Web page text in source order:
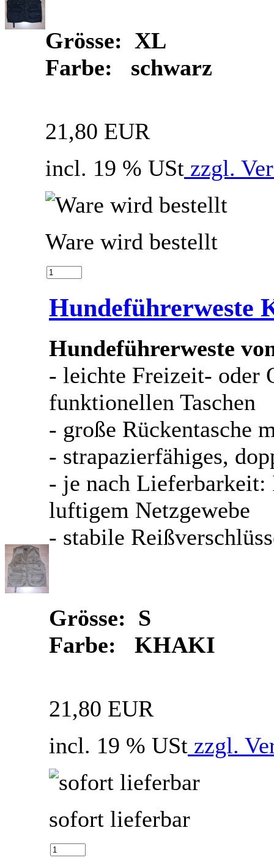
Grösse: XL
Farbe: schwarz
21,80 EUR
incl. 19 % USt zzgl.
Ware wird bestellt
Hundeführerweste
Hundeführerweste
- leichte Freizeit- oder
funktionellen Taschen
- große Rückentasche
- strapazierfähiges,
- je nach
luftigem Netzgewebe
- stabile
Grösse: S
Farbe: KHAKI
21,80 EUR
incl. 19 % USt zzgl.
sofort lieferbar